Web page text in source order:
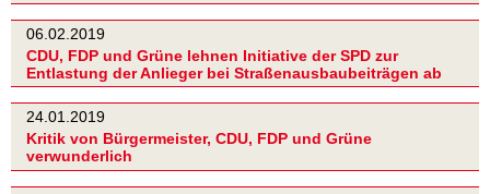
06.02.2019
CDU, FDP und Grüne lehnen Initiative der SPD zur
Entlastung der Anlieger bei Straßenausbaubeiträgen ab
24.01.2019
Kritik von Bürgermeister, CDU, FDP und Grüne
verwunderlich